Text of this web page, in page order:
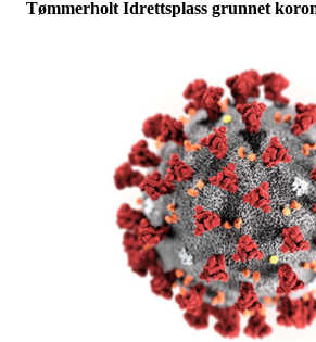
Tømmerholt Idrettsplass grunnet